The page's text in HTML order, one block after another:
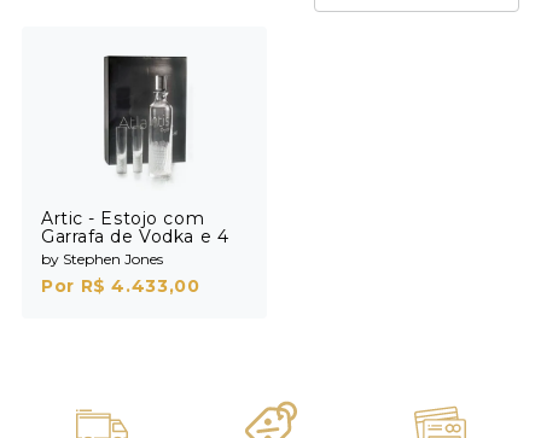
Artic - Estojo com
Garrafa de Vodka e 4
Shots
by Stephen Jones
Por R$ 4.433,00